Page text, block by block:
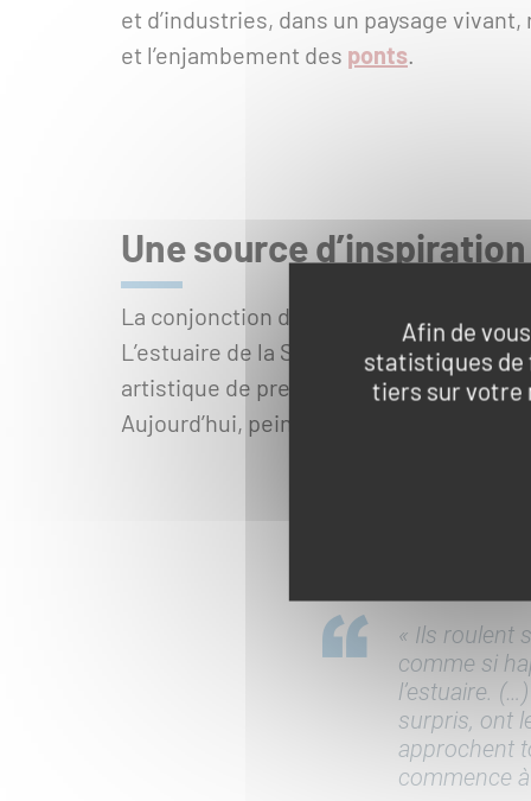
et d’industries, dans un paysage
et l’enjambement des ponts.
Une source
La conjonction du fleuve et de la mer
L’estuaire de la Seine entre Rouen, Le
artistique de première importance :
Aujourd’hui, peintres, plasticiens,
« Ils roulent
comme si
l’estuaire.
surpris, ont
approchent
commence
Afin de
statistiques de
tiers sur votre